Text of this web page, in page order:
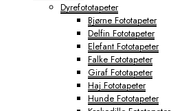
Dyrefototapeter
Bjørne Fototapeter
Delfin Fototapeter
Elefant Fototapeter
Falke Fototapeter
Giraf Fototapeter
Haj Fototapeter
Hunde Fototapeter